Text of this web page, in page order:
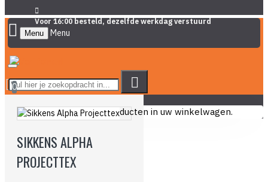
Voor 16:00 besteld, dezelfde werkdag verstuurd
Menu
0
U heeft nog geen producten in uw winkelwagen.
SIKKENS ALPHA
PROJECTTEX